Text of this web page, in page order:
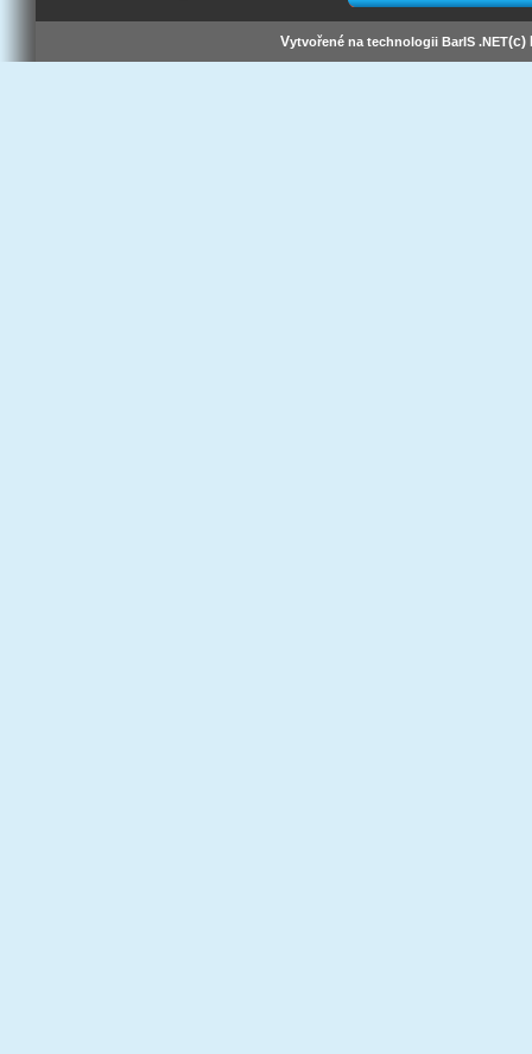
Vytvořené na technologii BarIS .NET(c)